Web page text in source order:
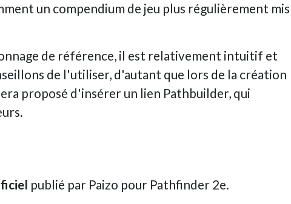
un compendium de jeu plus régulièrement mis
de référence, il est relativement intuitif et
de l'utiliser, d'autant que lors de la création
proposé d'insérer un lien Pathbuilder, qui
publié par Paizo pour Pathfinder 2e.